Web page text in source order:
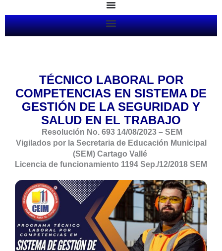
contenido
TÉCNICO LABORAL POR
COMPETENCIAS EN SISTEMA DE
GESTIÓN DE LA SEGURIDAD Y
SALUD EN EL TRABAJO
Resolución No. 693 14/08/2023 – SEM
Vigilados por la Secretaria de Educación Municipal
(SEM) Cartago Vallé
Licencia de funcionamiento 1194 Sep./12/2018 SEM